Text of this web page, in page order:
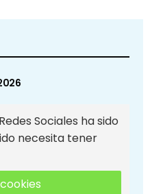
Sociales ha sido
necesita tener